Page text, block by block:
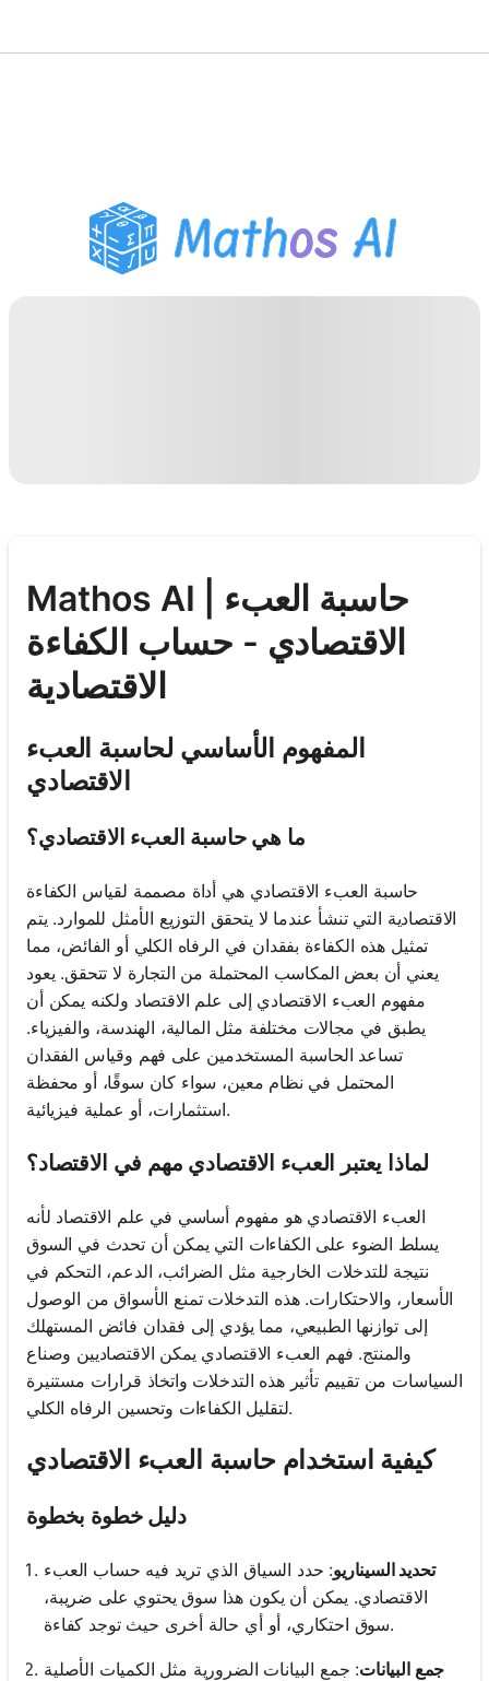
مساعد واجبات PDF
أدوات الدراسة
Mathos AI | حاسبة العبء
الاقتصادي - حساب الكفاءة
الاقتصادية
المفهوم الأساسي لحاسبة العبء
الاقتصادي
ما هي حاسبة العبء الاقتصادي؟
حاسبة العبء الاقتصادي هي أداة مصممة لقياس الكفاءة
الاقتصادية التي تنشأ عندما لا يتحقق التوزيع الأمثل للموارد. يتم
تمثيل هذه الكفاءة بفقدان في الرفاه الكلي أو الفائض، مما
يعني أن بعض المكاسب المحتملة من التجارة لا تتحقق. يعود
مفهوم العبء الاقتصادي إلى علم الاقتصاد ولكنه يمكن أن
يطبق في مجالات مختلفة مثل المالية، الهندسة، والفيزياء.
تساعد الحاسبة المستخدمين على فهم وقياس الفقدان
المحتمل في نظام معين، سواء كان سوقًا، أو محفظة
استثمارات، أو عملية فيزيائية.
لماذا يعتبر العبء الاقتصادي مهم في الاقتصاد؟
العبء الاقتصادي هو مفهوم أساسي في علم الاقتصاد لأنه
يسلط الضوء على الكفاءات التي يمكن أن تحدث في السوق
نتيجة للتدخلات الخارجية مثل الضرائب، الدعم، التحكم في
الأسعار، والاحتكارات. هذه التدخلات تمنع الأسواق من الوصول
إلى توازنها الطبيعي، مما يؤدي إلى فقدان فائض المستهلك
والمنتج. فهم العبء الاقتصادي يمكن الاقتصاديين وصناع
السياسات من تقييم تأثير هذه التدخلات واتخاذ قرارات مستنيرة
لتقليل الكفاءات وتحسين الرفاه الكلي.
كيفية استخدام حاسبة العبء الاقتصادي
دليل خطوة بخطوة
تحديد السيناريو: حدد السياق الذي تريد فيه حساب العبء
الاقتصادي. يمكن أن يكون هذا سوق يحتوي على ضريبة،
سوق احتكاري، أو أي حالة أخرى حيث توجد كفاءة.
جمع البيانات: جمع البيانات الضرورية مثل الكميات الأصلية